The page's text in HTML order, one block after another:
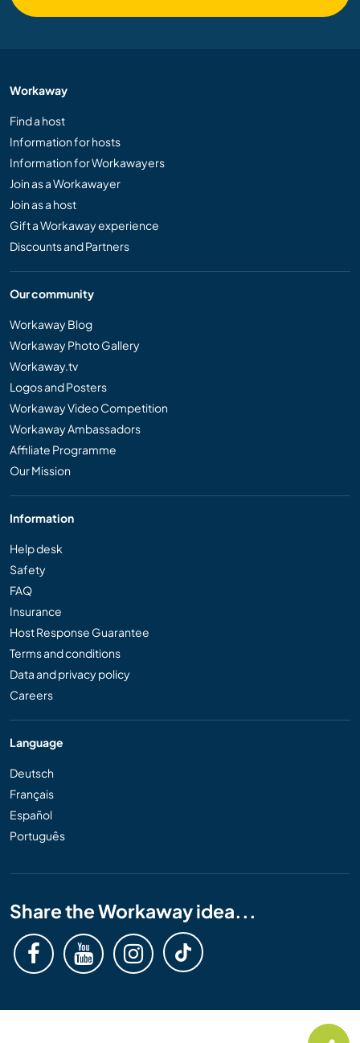
Workaway
Find a host
Information for hosts
Information for Workawayers
Join as a Workawayer
Join as a host
Gift a Workaway experience
Discounts and Partners
Our community
Workaway Blog
Workaway Photo Gallery
Workaway.tv
Logos and Posters
Workaway Video Competition
Workaway Ambassadors
Affiliate Programme
Our Mission
Information
Help desk
Safety
FAQ
Insurance
Host Response Guarantee
Terms and conditions
Data and privacy policy
Careers
Language
Deutsch
Français
Español
Português
Share the Workaway idea...